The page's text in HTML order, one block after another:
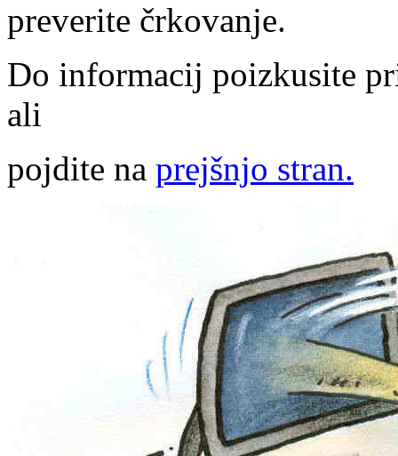
preverite črkovanje.
Do informacij poizkusite
ali
pojdite na prejšnjo stran.